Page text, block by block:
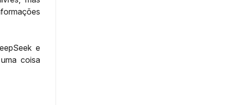
e
coisa